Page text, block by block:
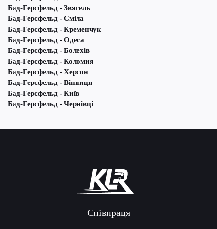
Бад-Герсфельд - Звягель
Бад-Герсфельд - Сміла
Бад-Герсфельд - Кременчук
Бад-Герсфельд - Одеса
Бад-Герсфельд - Болехів
Бад-Герсфельд - Коломия
Бад-Герсфельд - Херсон
Бад-Герсфельд - Вінниця
Бад-Герсфельд - Київ
Бад-Герсфельд - Чернівці
Співпраця